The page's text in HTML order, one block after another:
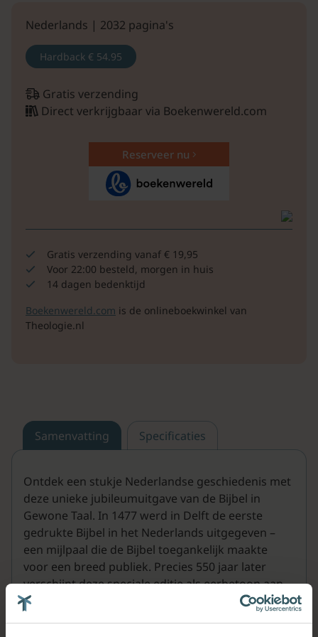
Nederlands | 2032 pagina's
Hardback € 54.95
Gratis verzending
Direct verkrijgbaar via Boekenwereld.com
Reserveer nu
Gratis verzending vanaf € 19,95
Voor 22:00 besteld, morgen in huis
14 dagen bedenktijd
Boekenwereld.com is de onlineboekwinkel van
Theologie.nl
Samenvatting Specificaties
Ontdek een stukje Nederlandse geschiedenis met
deze unieke jubileumuitgave van de Bijbel in
Gewone Taal. In 1477 werd in Delft de eerste
gedrukte Bijbel in het Nederlands uitgegeven –
een mijlpaal die de Bijbel toegankelijk maakte
voor een breed publiek. Precies 550 jaar later
verschijnt deze speciale editie als eerbetoon aan
dat moment.